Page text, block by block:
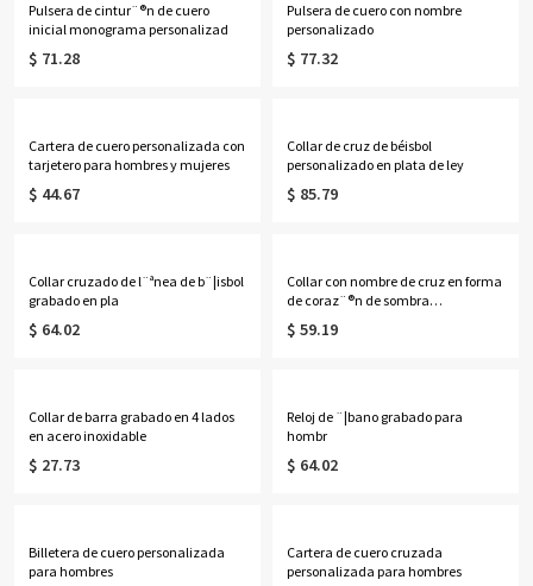
Pulsera de cintur¨®n de cuero
inicial monograma personalizad
$ 71.28
Pulsera de cuero con nombre
personalizado
$ 77.32
Cartera de cuero personalizada con
tarjetero para hombres y mujeres
$ 44.67
Collar de cruz de béisbol
personalizado en plata de ley
$ 85.79
Collar cruzado de l¨ªnea de b¨¦isbol
grabado en pla
$ 64.02
Collar con nombre de cruz en forma
de coraz¨®n de sombra
personalizado en plat
$ 59.19
Collar de barra grabado en 4 lados
en acero inoxidable
$ 27.73
Reloj de ¨¦bano grabado para
hombr
$ 64.02
Billetera de cuero personalizada
para hombres
Cartera de cuero cruzada
personalizada para hombres